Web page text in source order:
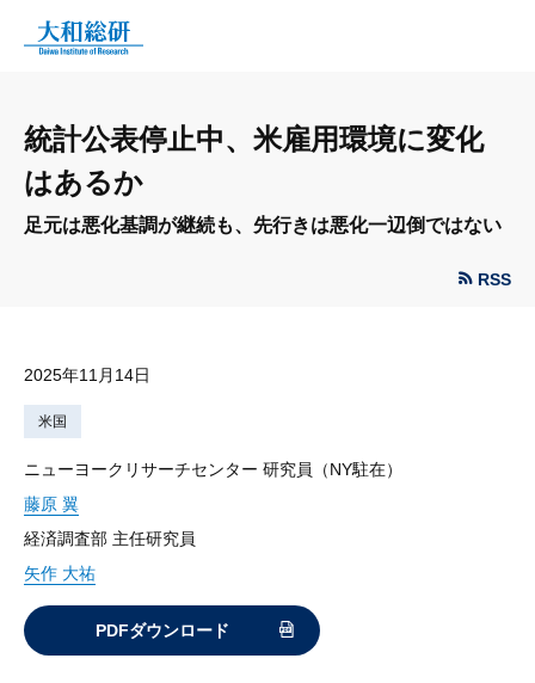
統計公表停止中、米雇用環境に変化
はあるか
足元は悪化基調が継続も、先行きは悪化一辺倒ではない
RSS
2025年11月14日
米国
ニューヨークリサーチセンター 研究員（NY駐在）
藤原 翼
経済調査部 主任研究員
矢作 大祐
PDFダウンロード